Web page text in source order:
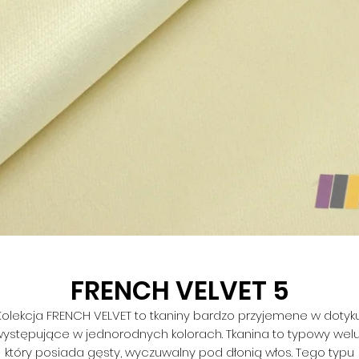
FRENCH VELVET 5
FRENCH VELVET to tkaniny bardzo przyjemene w
w jednorodnych kolorach. Tkanina to typowy
który posiada gęsty, wyczuwalny pod dłonią włos. Tego typu